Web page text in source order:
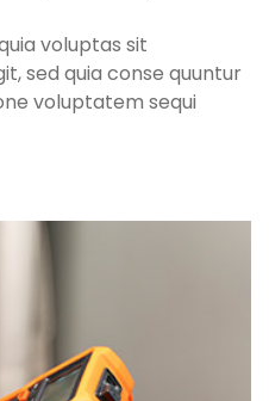
voluptas sit
sed quia conse quuntur
voluptatem sequi